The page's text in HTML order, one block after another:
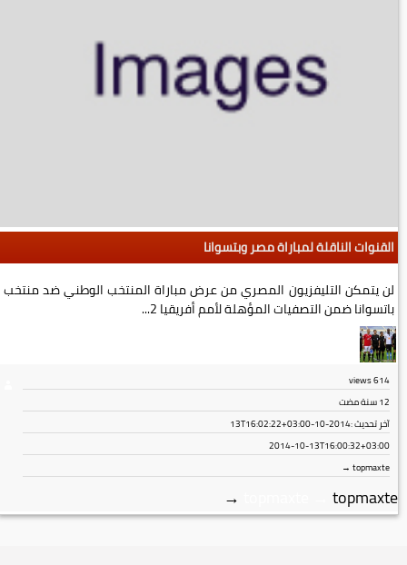
القنوات الناقلة لمباراة مصر وبتسوانا
لن يتمكن التليفزيون المصري من عرض مباراة المنتخب الوطني ضد منتخب
باتسوانا ضمن التصفيات المؤهلة لأمم أفريقيا 2...
614
views
12 سنة مضت
آخر تحديث :2014-10-13T16:02:22+03:00
2014-10-13T16:00:32+03:00
topmaxte →
topmaxte
→